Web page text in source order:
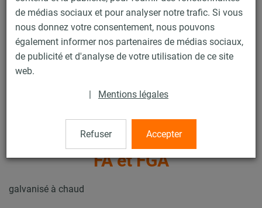
de médias sociaux et pour analyser notre trafic. Si vous
nous donnez votre consentement, nous pouvons
également informer nos partenaires de médias sociaux,
de publicité et d'analyse de votre utilisation de ce site
web.
| Mentions légales
Refuser Accepter
Produits Technique de fixation
Fixation de gaines
Rails d'installation pour la fixation de gaines
Rails d’installation MPT (plage de charge lourde)
Clame de guidage MPT, type FA et FGA
Clame de guidage MPT, type
FA et FGA
galvanisé à chaud